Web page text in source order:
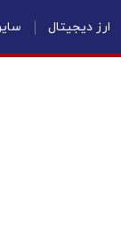
ارز دیجیتال